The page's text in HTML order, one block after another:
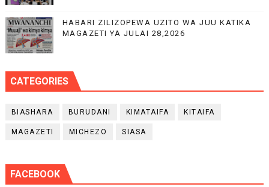
HABARI ZILIZOPEWA UZITO WA JUU KATIKA
MAGAZETI YA JULAI 28,2026
CATEGORIES
BIASHARA BURUDANI KIMATAIFA KITAIFA
MAGAZETI MICHEZO SIASA
FACEBOOK